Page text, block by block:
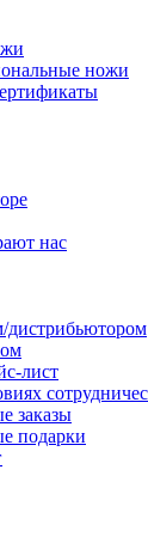
ножи
нас
дистрибьютором
лист
заказы
подарки